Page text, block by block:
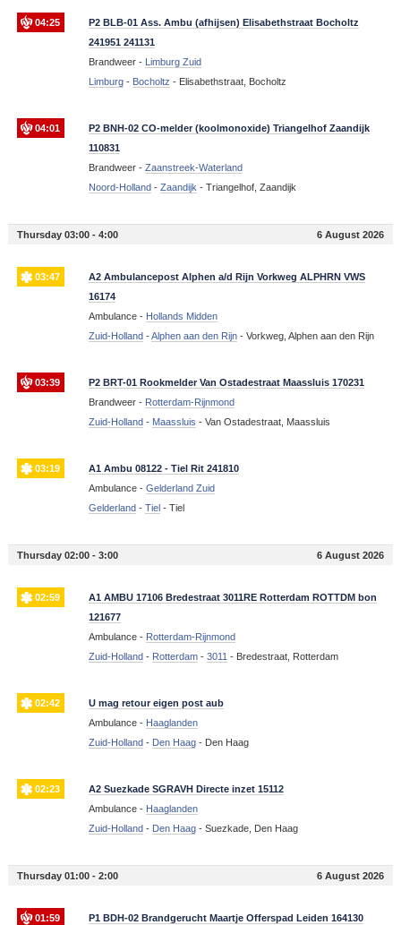
04:25
P2 BLB-01 Ass. Ambu (afhijsen) Elisabethstraat Bocholtz
241951 241131
Brandweer - Limburg Zuid
Limburg- Bocholtz - Elisabethstraat, Bocholtz
04:01
P2 BNH-02 CO-melder (koolmonoxide) Triangelhof Zaandijk
110831
Brandweer - Zaanstreek-Waterland
Noord-Holland - Zaandijk- Triangelhof, Zaandijk
Thursday 03:00 - 4:00 6 August 2026
03:47
A2 Ambulancepost Alphen a/d Rijn Vorkweg ALPHRN VWS
16174
Ambulance - Hollands Midden
Zuid-Holland -Alphen aan den Rijn- Vorkweg, Alphen aan den Rijn
03:39
P2 BRT-01 Rookmelder Van Ostadestraat Maassluis 170231
Brandweer - Rotterdam-Rijnmond
Zuid-Holland - Maassluis - Van Ostadestraat, Maassluis
03:19
A1 Ambu 08122 - Tiel Rit 241810
Ambulance - Gelderland Zuid
Gelderland - Tiel - Tiel
Thursday 02:00 - 3:00 6 August 2026
02:59
A1 AMBU 17106 Bredestraat 3011RE Rotterdam ROTTDM bon
121677
Ambulance - Rotterdam-Rijnmond
Zuid-Holland - Rotterdam- 3011- Bredestraat, Rotterdam
02:42
U mag retour eigen post aub
Ambulance - Haaglanden
Zuid-Holland - Den Haag- Den Haag
02:23
A2 Suezkade SGRAVH Directe inzet 15112
Ambulance - Haaglanden
Zuid-Holland - Den Haag- Suezkade, Den Haag
Thursday 01:00 - 2:00 6 August 2026
01:59
P1 BDH-02 Brandgerucht Maartje Offerspad Leiden 164130